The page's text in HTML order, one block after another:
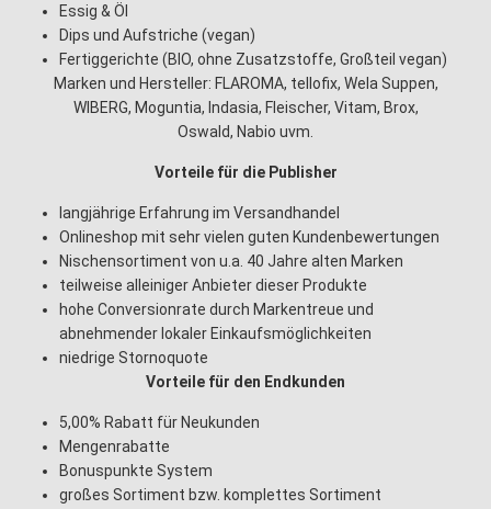
Essig & Öl
Dips und Aufstriche (vegan)
Fertiggerichte (BIO, ohne Zusatzstoffe, Großteil vegan)
Marken und Hersteller: FLAROMA, tellofix, Wela Suppen,
WIBERG, Moguntia, Indasia, Fleischer, Vitam, Brox,
Oswald, Nabio uvm.
Vorteile für die Publisher
langjährige Erfahrung im Versandhandel
Onlineshop mit sehr vielen guten Kundenbewertungen
Nischensortiment von u.a. 40 Jahre alten Marken
teilweise alleiniger Anbieter dieser Produkte
hohe Conversionrate durch Markentreue und
abnehmender lokaler Einkaufsmöglichkeiten
niedrige Stornoquote
Vorteile für den Endkunden
5,00% Rabatt für Neukunden
Mengenrabatte
Bonuspunkte System
großes Sortiment bzw. komplettes Sortiment